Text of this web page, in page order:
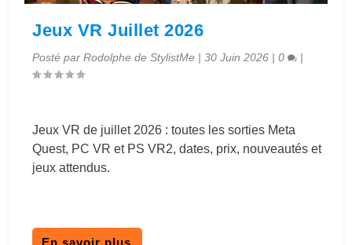
Jeux VR Juillet 2026
Posté parRodolphe de StylistMe |30 Juin 2026 |0 |
Jeux VR de juillet 2026 : toutes les sorties Meta
Quest, PC VR et PS VR2, dates, prix, nouveautés et
jeux attendus.
En savoir plus